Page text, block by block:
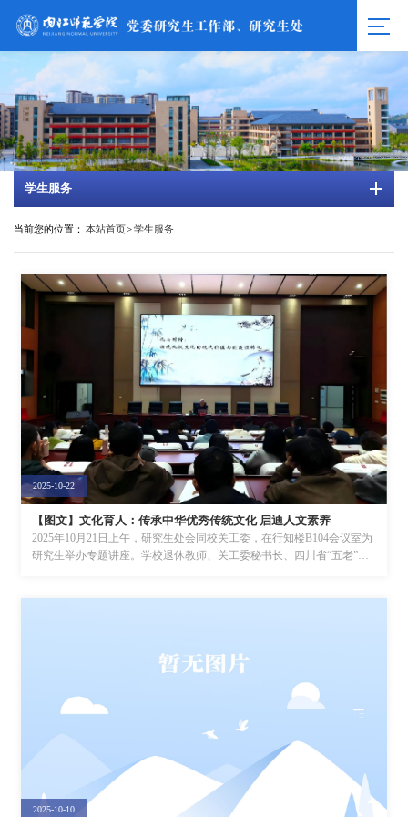
学生服务
当前您的位置： 本站首页>学生服务
2025-10-22
【图文】文化育人：传承中华优秀传统文化 启迪人文素养
2025年10月21日上午，研究生处会同校关工委，在行知楼B104会议室为
研究生举办专题讲座。学校退休教师、关工委秘书长、四川省“五老”宣
2025-10-10